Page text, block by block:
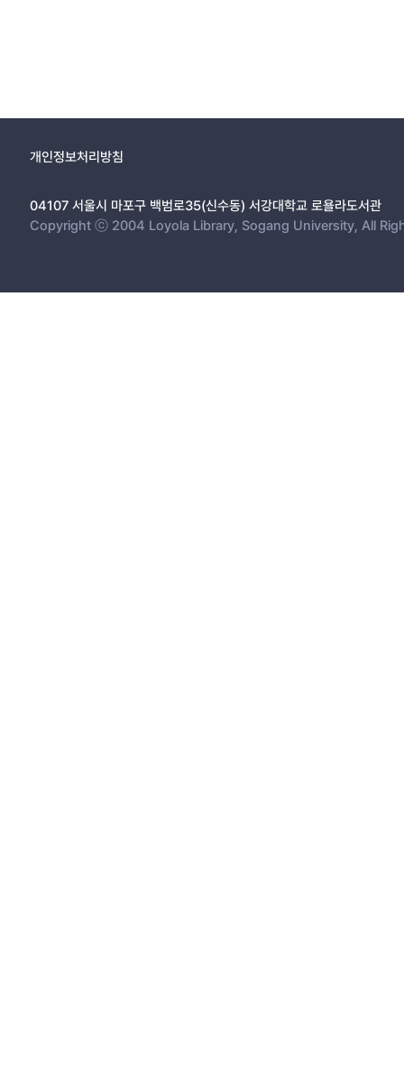
개인정보처리방침
04107 서울시 마포구 백범로35(신수동) 서강대학교 로욜라도서관
Copyright ⓒ 2004 Loyola Library, Sogang University, All